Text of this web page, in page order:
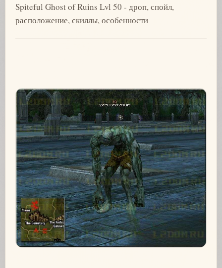
Spiteful Ghost of Ruins Lvl 50 - дроп, спойл,
расположение, скиллы, особенности